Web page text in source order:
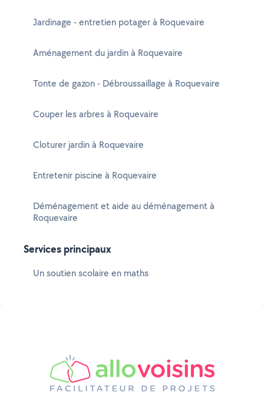
Jardinage - entretien potager à Roquevaire
Aménagement du jardin à Roquevaire
Tonte de gazon - Débroussaillage à Roquevaire
Couper les arbres à Roquevaire
Cloturer jardin à Roquevaire
Entretenir piscine à Roquevaire
Déménagement et aide au déménagement à
Roquevaire
Services principaux
Un soutien scolaire en maths